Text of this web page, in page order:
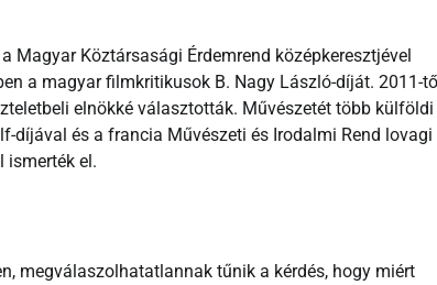
Magyar Köztársasági Érdemrend középkeresztjével
a magyar filmkritikusok B. Nagy László-díját. 2011-től
elnökké választották. Művészetét több külföldi
díjával és a francia Művészeti és Irodalmi Rend lovagi
el.
megválaszolhatatlannak tűnik a kérdés, hogy miért